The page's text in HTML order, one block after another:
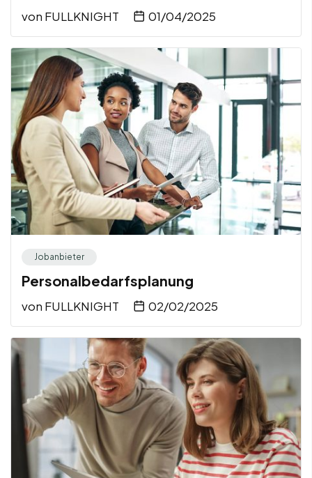
von FULLKNIGHT 01/04/2025
Jobanbieter
Personalbedarfsplanung
von FULLKNIGHT 02/02/2025